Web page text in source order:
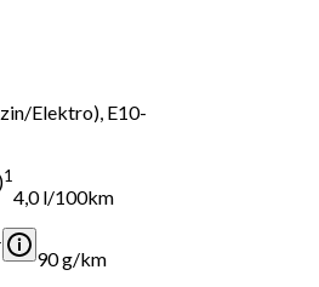
Elektro), E10-
1
4,0 l/100km
90 g/km